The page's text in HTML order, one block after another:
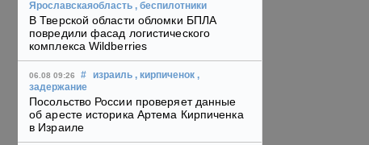
Ярославскаяобласть , беспилотники
В Тверской области обломки БПЛА
повредили фасад логистического
комплекса Wildberries
06.08 09:26 # израиль , кирпиченок ,
задержание
Посольство России проверяет данные
об аресте историка Артема Кирпиченка
в Израиле